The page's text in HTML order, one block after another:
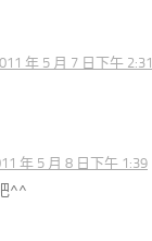
年 5 月 7 日下午 2:31
年 5 月 8 日下午 1:39
^^